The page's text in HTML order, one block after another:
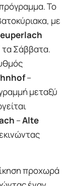
Το
με
τα Σάββατα.
–
μεταξύ
–Alte
προχωρά